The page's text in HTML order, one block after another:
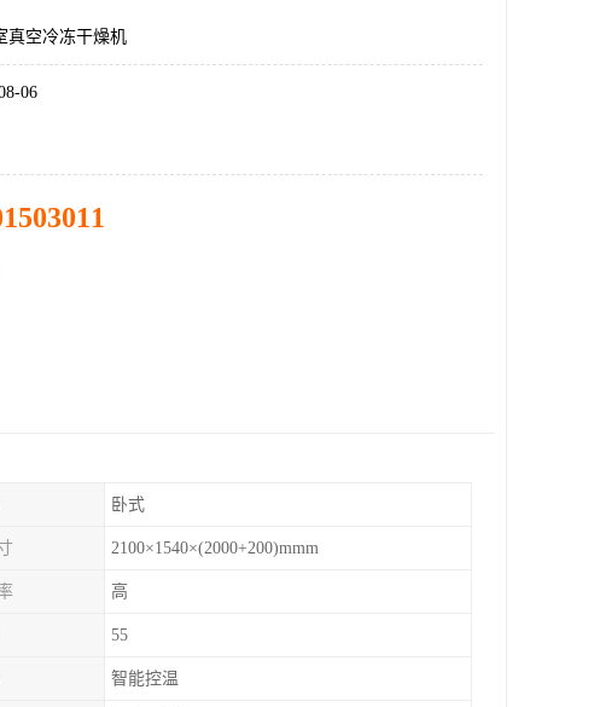
真空冷冻干燥机
06
卧式
2100×1540×(2000+200)mmm
高
55
智能控温